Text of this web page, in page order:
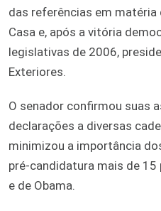
das referências em
Casa e, após a vitória
legislativas de 2006,
Exteriores.
O senador confirmou suas
declarações a diversas
minimizou a importância
pré-candidatura mais de
e de Obama.